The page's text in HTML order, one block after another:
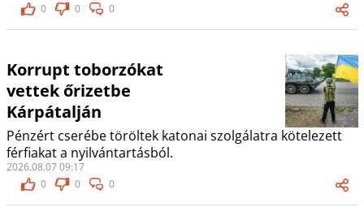
0
0 0
Korrupt toborzókat
vettek őrizetbe
Kárpátalján
Pénzért cserébe töröltek katonai szolgálatra kötelezett
férfiakat a nyilvántartásból.
2026.08.07 09:17
0
0 0